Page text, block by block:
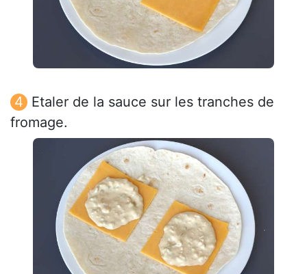
Etaler de la sauce sur les tranches de
fromage.